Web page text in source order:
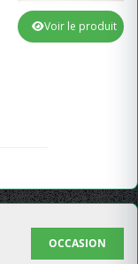
Voir le produit
OCCASION